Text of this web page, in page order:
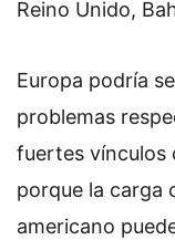
Reino Unido,
Europa podría
problemas
fuertes vínculos
porque la carga
americano